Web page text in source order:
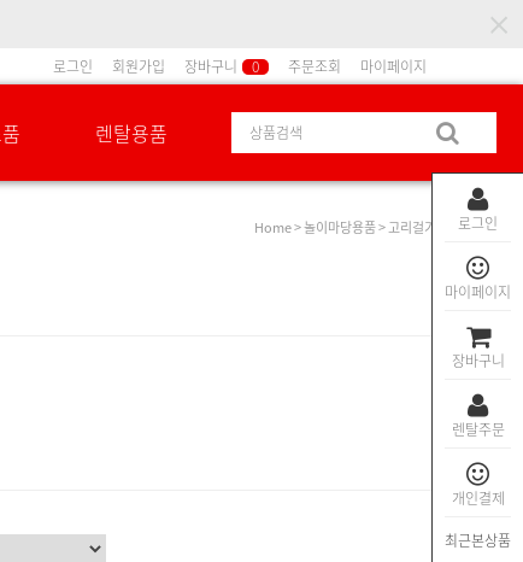
로그인
마이페이지
장바구니
렌탈주문
개인결제
최근본상품
로그인 회원가입 장바구니 0 주문조회 마이페이지
렌탈용품
Home>놀이마당용품> 고리걸기